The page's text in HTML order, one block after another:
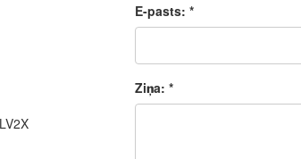
E-pasts: *
Ziņa: *